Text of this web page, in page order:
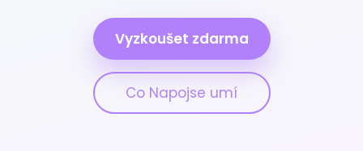
Vyzkoušet zdarma
Co Napojse umí